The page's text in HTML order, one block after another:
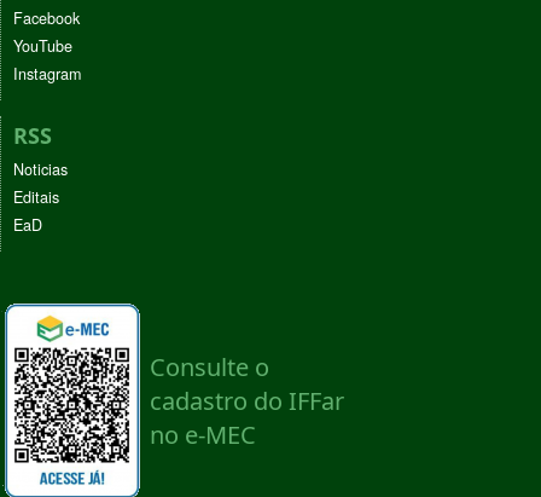
Facebook
YouTube
Instagram
RSS
Noticias
Editais
EaD